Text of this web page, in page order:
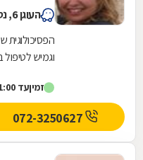
העוגן 6, נס ציונה
הפסיכולוגית
וגמיש לטיפול
זמיןעד 21:00